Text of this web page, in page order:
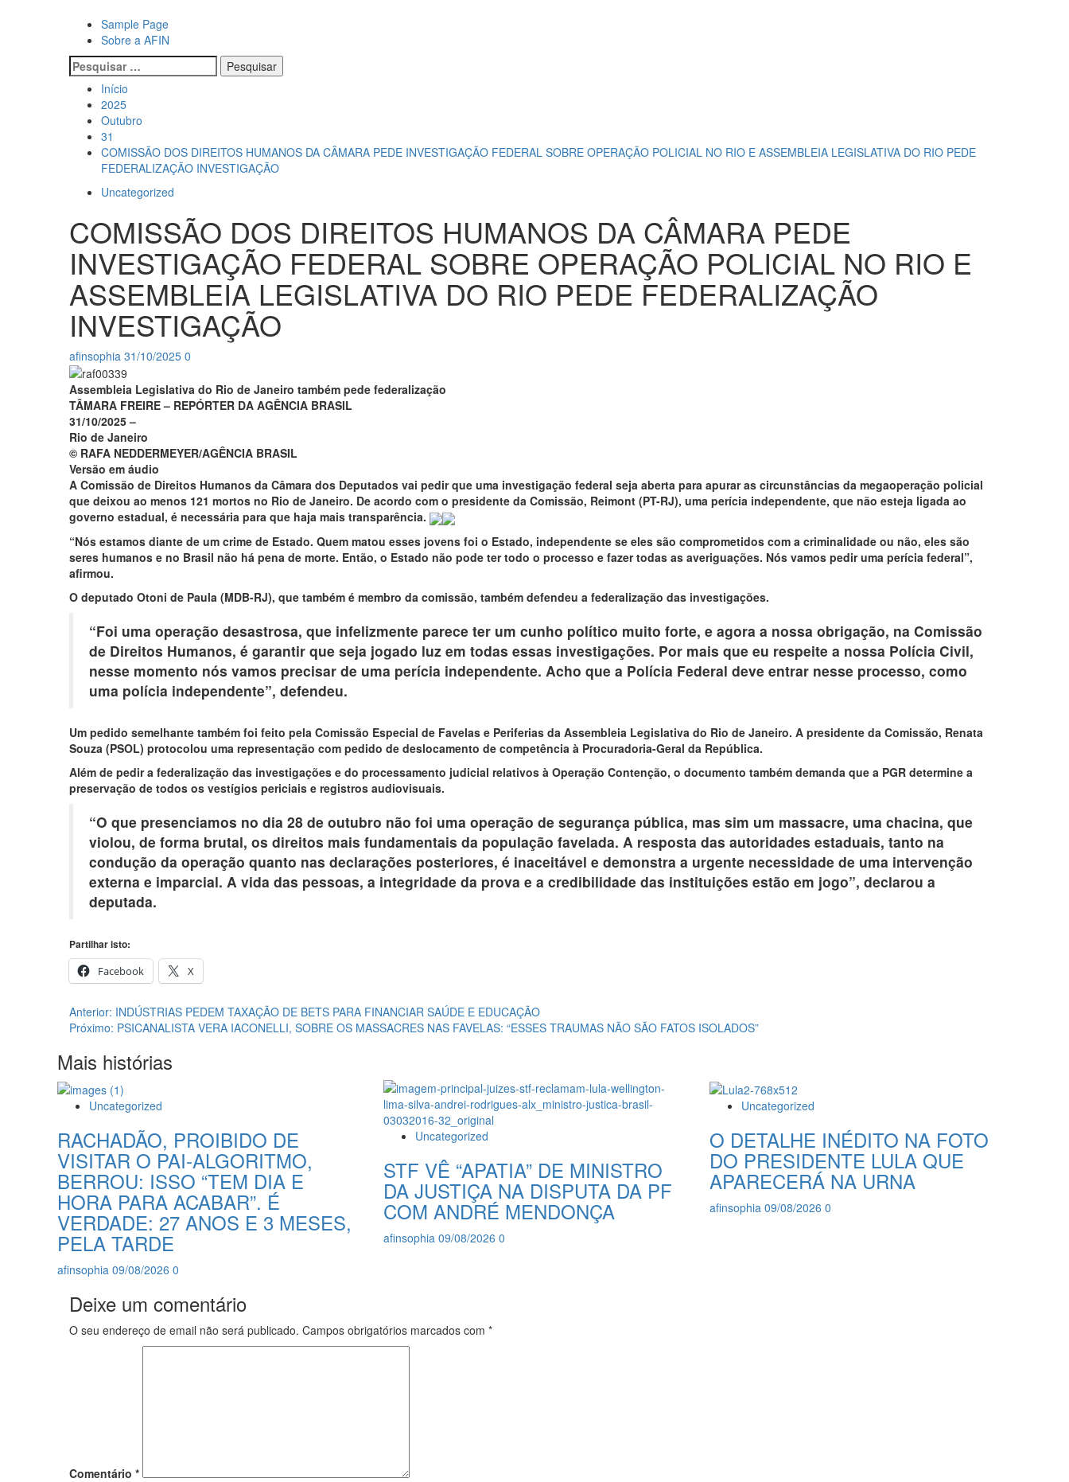
Primary
Menu
Sample Page
Sobre a AFIN
Pesquisar
por:
Início
2025
Outubro
31
COMISSÃO DOS DIREITOS HUMANOS DA CÂMARA PEDE INVESTIGAÇÃO FEDERAL SOBRE OPERAÇÃO POLICIAL NO RIO E ASSEMBLEIA LEGISLATIVA DO RIO PEDE
FEDERALIZAÇÃO INVESTIGAÇÃO
Uncategorized
COMISSÃO DOS DIREITOS HUMANOS DA CÂMARA PEDE
INVESTIGAÇÃO FEDERAL SOBRE OPERAÇÃO POLICIAL NO RIO E
ASSEMBLEIA LEGISLATIVA DO RIO PEDE FEDERALIZAÇÃO
INVESTIGAÇÃO
afinsophia 31/10/2025 0
Assembleia Legislativa do Rio de Janeiro também pede federalização
TÂMARA FREIRE – REPÓRTER DA AGÊNCIA BRASIL
31/10/2025 –
Rio de Janeiro
© RAFA NEDDERMEYER/AGÊNCIA BRASIL
Versão em áudio
A Comissão de Direitos Humanos da Câmara dos Deputados vai pedir que uma investigação federal seja aberta para apurar as circunstâncias da megaoperação policial
que deixou ao menos 121 mortos no Rio de Janeiro. De acordo com o presidente da Comissão, Reimont (PT-RJ), uma perícia independente, que não esteja ligada ao
governo estadual, é necessária para que haja mais transparência.
“Nós estamos diante de um crime de Estado. Quem matou esses jovens foi o Estado, independente se eles são comprometidos com a criminalidade ou não, eles são
seres humanos e no Brasil não há pena de morte. Então, o Estado não pode ter todo o processo e fazer todas as averiguações. Nós vamos pedir uma perícia federal”,
afirmou.
O deputado Otoni de Paula (MDB-RJ), que também é membro da comissão, também defendeu a federalização das investigações.
“Foi uma operação desastrosa, que infelizmente parece ter um cunho político muito forte, e agora a nossa obrigação, na Comissão
de Direitos Humanos, é garantir que seja jogado luz em todas essas investigações. Por mais que eu respeite a nossa Polícia Civil,
nesse momento nós vamos precisar de uma perícia independente. Acho que a Polícia Federal deve entrar nesse processo, como
uma polícia independente”, defendeu.
Um pedido semelhante também foi feito pela Comissão Especial de Favelas e Periferias da Assembleia Legislativa do Rio de Janeiro. A presidente da Comissão, Renata
Souza (PSOL) protocolou uma representação com pedido de deslocamento de competência à Procuradoria-Geral da República.
Além de pedir a federalização das investigações e do processamento judicial relativos à Operação Contenção, o documento também demanda que a PGR determine a
preservação de todos os vestígios periciais e registros audiovisuais.
“O que presenciamos no dia 28 de outubro não foi uma operação de segurança pública, mas sim um massacre, uma chacina, que
violou, de forma brutal, os direitos mais fundamentais da população favelada. A resposta das autoridades estaduais, tanto na
condução da operação quanto nas declarações posteriores, é inaceitável e demonstra a urgente necessidade de uma intervenção
externa e imparcial. A vida das pessoas, a integridade da prova e a credibilidade das instituições estão em jogo”, declarou a
deputada.
Partilhar isto:
Facebook
X
Navegação
de
artigos
Anterior: INDÚSTRIAS PEDEM TAXAÇÃO DE BETS PARA FINANCIAR SAÚDE E EDUCAÇÃO
Próximo: PSICANALISTA VERA IACONELLI, SOBRE OS MASSACRES NAS FAVELAS: “ESSES TRAUMAS NÃO SÃO FATOS ISOLADOS”
Mais histórias
Uncategorized
RACHADÃO, PROIBIDO DE
VISITAR O PAI-ALGORITMO,
BERROU: ISSO “TEM DIA E
HORA PARA ACABAR”. É
VERDADE: 27 ANOS E 3 MESES,
PELA TARDE
afinsophia 09/08/2026 0
Uncategorized
STF VÊ “APATIA” DE MINISTRO
DA JUSTIÇA NA DISPUTA DA PF
COM ANDRÉ MENDONÇA
afinsophia 09/08/2026 0
Uncategorized
O DETALHE INÉDITO NA FOTO
DO PRESIDENTE LULA QUE
APARECERÁ NA URNA
afinsophia 09/08/2026 0
Deixe um comentário
O seu endereço de email não será publicado. Campos obrigatórios marcados com *
Comentário *